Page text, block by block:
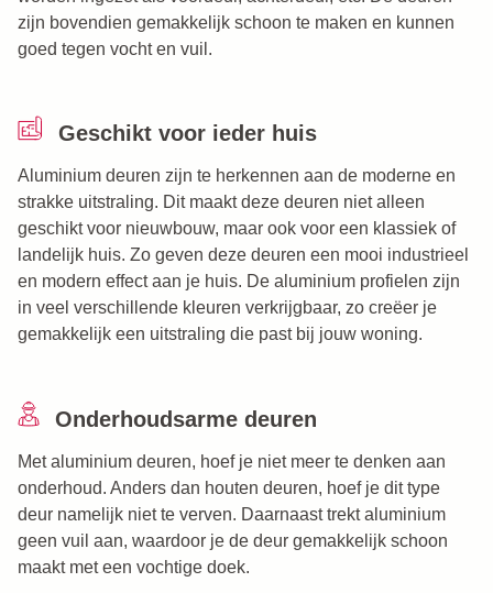
zijn bovendien gemakkelijk schoon te maken en kunnen
goed tegen vocht en vuil.
Geschikt voor ieder huis
Aluminium deuren zijn te herkennen aan de moderne en
strakke uitstraling. Dit maakt deze deuren niet alleen
geschikt voor nieuwbouw, maar ook voor een klassiek of
landelijk huis. Zo geven deze deuren een mooi industrieel
en modern effect aan je huis. De aluminium profielen zijn
in veel verschillende kleuren verkrijgbaar, zo creëer je
gemakkelijk een uitstraling die past bij jouw woning.
Onderhoudsarme deuren
Met aluminium deuren, hoef je niet meer te denken aan
onderhoud. Anders dan houten deuren, hoef je dit type
deur namelijk niet te verven. Daarnaast trekt aluminium
geen vuil aan, waardoor je de deur gemakkelijk schoon
maakt met een vochtige doek.